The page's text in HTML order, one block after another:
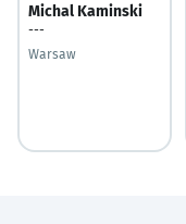
Michal Kaminski
---
Warsaw